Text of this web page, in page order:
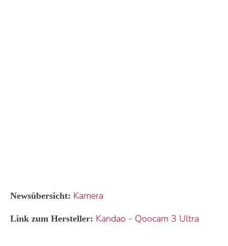
Newsübersicht: Kamera
Link zum Hersteller: Kandao - Qoocam 3 Ultra